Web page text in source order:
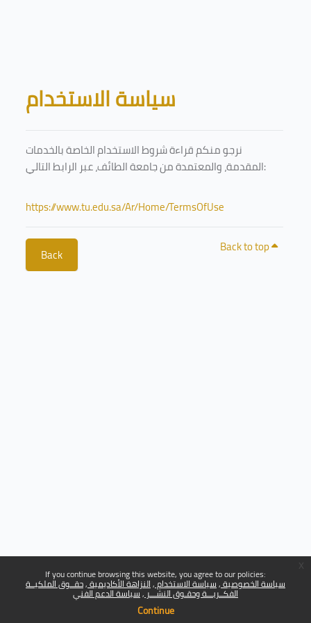
If you continue browsing this website, you agree to our policies:
سياسة الخصوصية سياسة الاستخدام النزاهة الأكاديمية حقــوق الملكيــة
الفكــريـــة وحقـوق النشـــر سياسة الدعم الفني
Continue
Blocks
سياسة الاستخدام
نرجو منكم قراءة شروط الاستخدام الخاصة بالخدمات
المقدمة، والمعتمدة من جامعة الطائف، عبر الرابط التالي:
https://www.tu.edu.sa/Ar/Home/TermsOfUse
Back Back to top